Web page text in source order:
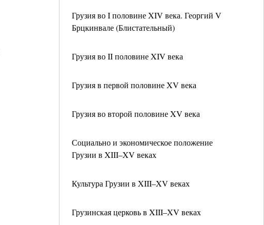
Грузия во I половине XIV века. Георгий V
Брцкинвале (Блистательный)
Грузия во II половине XIV века
Грузия в первой половине XV века
Грузия во второй половине XV века
Социально и экономическое положение
Грузии в XIII–XV веках
Культура Грузии в XIII–XV веках
Грузинская церковь в XIII–XV веках